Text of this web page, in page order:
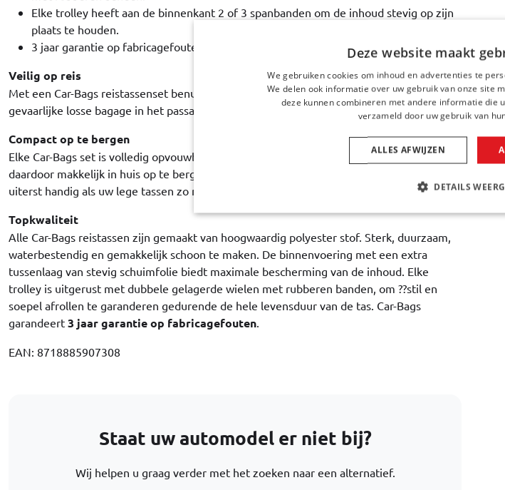
Elke trolley heeft aan de binnenkant 2 of 3 spanbanden om de inhoud stevig op zijn
plaats te houden.
3 jaar garantie op fabricagefouten.
Veilig op reis
Met een Car-Bags reistassenset benut u de kofferruimte optimaal en zult u minder
gevaarlijke losse bagage in het passagierscompartiment van de auto hoeven te plaatsen.
Compact op te bergen
Elke Car-Bags set is volledig opvouwbaar - in tegenstelling tot harde koffers – en
daardoor makkelijk in huis op te bergen. Maar ook op uw vakantiebestemming is het
uiterst handig als uw lege tassen zo min mogelijk ruimte in beslag nemen.
Topkwaliteit
Alle Car-Bags reistassen zijn gemaakt van hoogwaardig polyester stof. Sterk, duurzaam,
waterbestendig en gemakkelijk schoon te maken. De binnenvoering met een extra
tussenlaag van stevig schuimfolie biedt maximale bescherming van de inhoud. Elke
trolley is uitgerust met dubbele gelagerde wielen met rubberen banden, om ??stil en
soepel afrollen te garanderen gedurende de hele levensduur van de tas. Car-Bags
garandeert 3 jaar garantie op fabricagefouten
EAN: 8718885907308
Staat uw automodel er niet bij?
Wij helpen u graag verder met het zoeken naar een alternatief.
Deze website maakt
We gebruiken cookies om inhoud en advertenties te
We delen ook informatie over uw gebruik van onze site
deze kunnen combineren met andere informatie die
verzameld door uw gebruik van
ALLES AFWIJZEN
DETAILS